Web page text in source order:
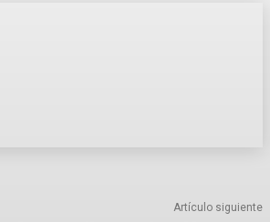
Artículo siguiente